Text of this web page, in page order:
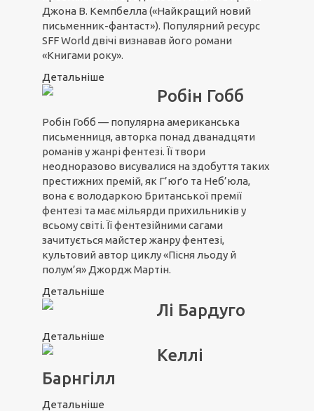
Джона В. Кемпбелла («Найкращий новий
письменник-фантаст»). Популярний ресурс
SFF World двічі визнавав його романи
«Книгами року».
Детальніше
Робін Гобб
Робін Гобб — популярна американська
письменниця, авторка понад дванадцяти
романів у жанрі фентезі. Її твори
неодноразово висувалися на здобуття таких
престижних премій, як Г’юґо та Неб’юла,
вона є володаркою Британської премії
фентезі та має мільярди прихильників у
всьому світі. Її фентезійними сагами
зачитується майстер жанру фентезі,
культовий автор циклу «Пісня льоду й
полум’я» Джордж Мартін.
Детальніше
Лі Бардуго
Детальніше
Келлі
Барнгілл
Детальніше